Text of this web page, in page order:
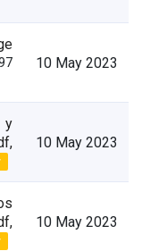
10 May 2023
y
10 May 2023
10 May 2023